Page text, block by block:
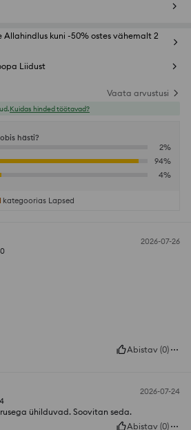
Allahindlus kuni -50% ostes vähemalt 2
Liidust
Vaata arvustusi
Kuidas hinded töötavad?
hästi?
2%
94%
4%
kategoorias Lapsed
2026-07-26
Abistav (0)
2026-07-24
ühilduvad. Soovitan seda.
Abistav (0)